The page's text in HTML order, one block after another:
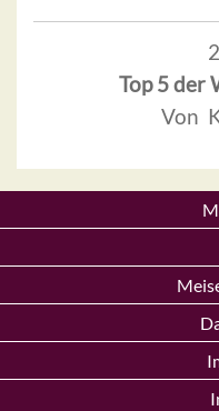
Top 5 der
Von